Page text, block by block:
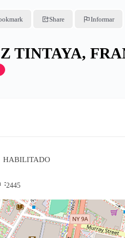
Share Informar
TINTAYA,
HABILITADO
2445